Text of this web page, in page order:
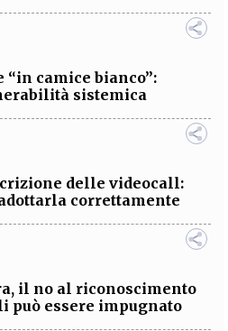
“in camice bianco”:
sistemica
delle videocall:
correttamente
il no al riconoscimento
può essere impugnato